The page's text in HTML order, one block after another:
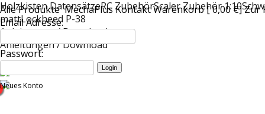
Holzkisten DatensätzeRC ZubehörScaler Zubehör 1:10
mattLockheed P-38
Anleitungen / Download
Anleitungen / Download
Alle Produkte MechaPlus KontaktWarenkorb [ 0,00 €]Zur
Email Adresse:
Passwort:
Neues Konto